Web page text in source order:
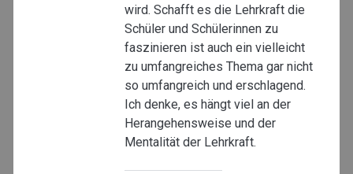
wird. Schafft es die Lehrkraft die
Schüler und Schülerinnen zu
faszinieren ist auch ein vielleicht
zu umfangreiches Thema gar nicht
so umfangreich und erschlagend.
Ich denke, es hängt viel an der
Herangehensweise und der
Mentalität der Lehrkraft.